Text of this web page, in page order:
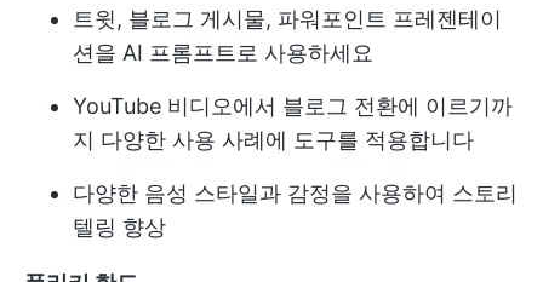
트윗, 블로그 게시물, 파워포인트 프레젠테이
션을 AI 프롬프트로 사용하세요
YouTube 비디오에서 블로그 전환에 이르기까
지 다양한 사용 사례에 도구를 적용합니다
다양한 음성 스타일과 감정을 사용하여 스토리
텔링 향상